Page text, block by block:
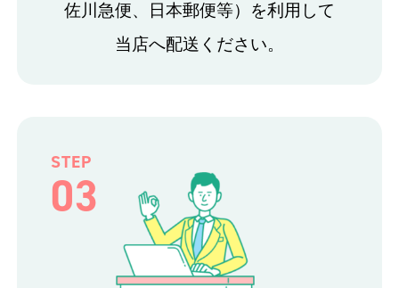
佐川急便、日本郵便等）を利用して
当店へ配送ください。
STEP
03